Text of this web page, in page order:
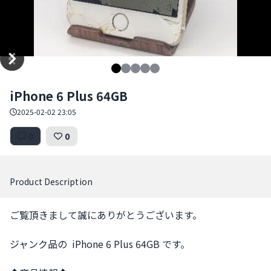
iPhone 6 Plus 64GB
2025-02-02 23:05
0
Product Description
ご覧頂きまして誠にありがとうございます。
ジャンク品の  iPhone 6 Plus 64GB です。